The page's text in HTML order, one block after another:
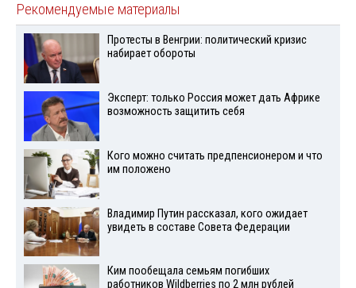
Рекомендуемые материалы
Протесты в Венгрии: политический кризис
набирает обороты
Эксперт: только Россия может дать Африке
возможность защитить себя
Кого можно считать предпенсионером и что
им положено
Владимир Путин рассказал, кого ожидает
увидеть в составе Совета Федерации
Ким пообещала семьям погибших
работников Wildberries по 2 млн рублей